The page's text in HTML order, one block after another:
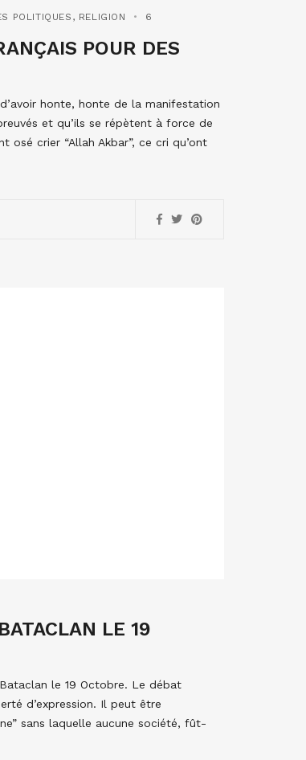
POLITIQUES , RELIGION
6
POUR DES
honte, honte de la manifestation
et qu’ils se répètent à force de
crier “Allah Akbar”, ce cri qu’ont
LE 19
le 19 Octobre. Le débat
d’expression. Il peut être
sans laquelle aucune société, fût-